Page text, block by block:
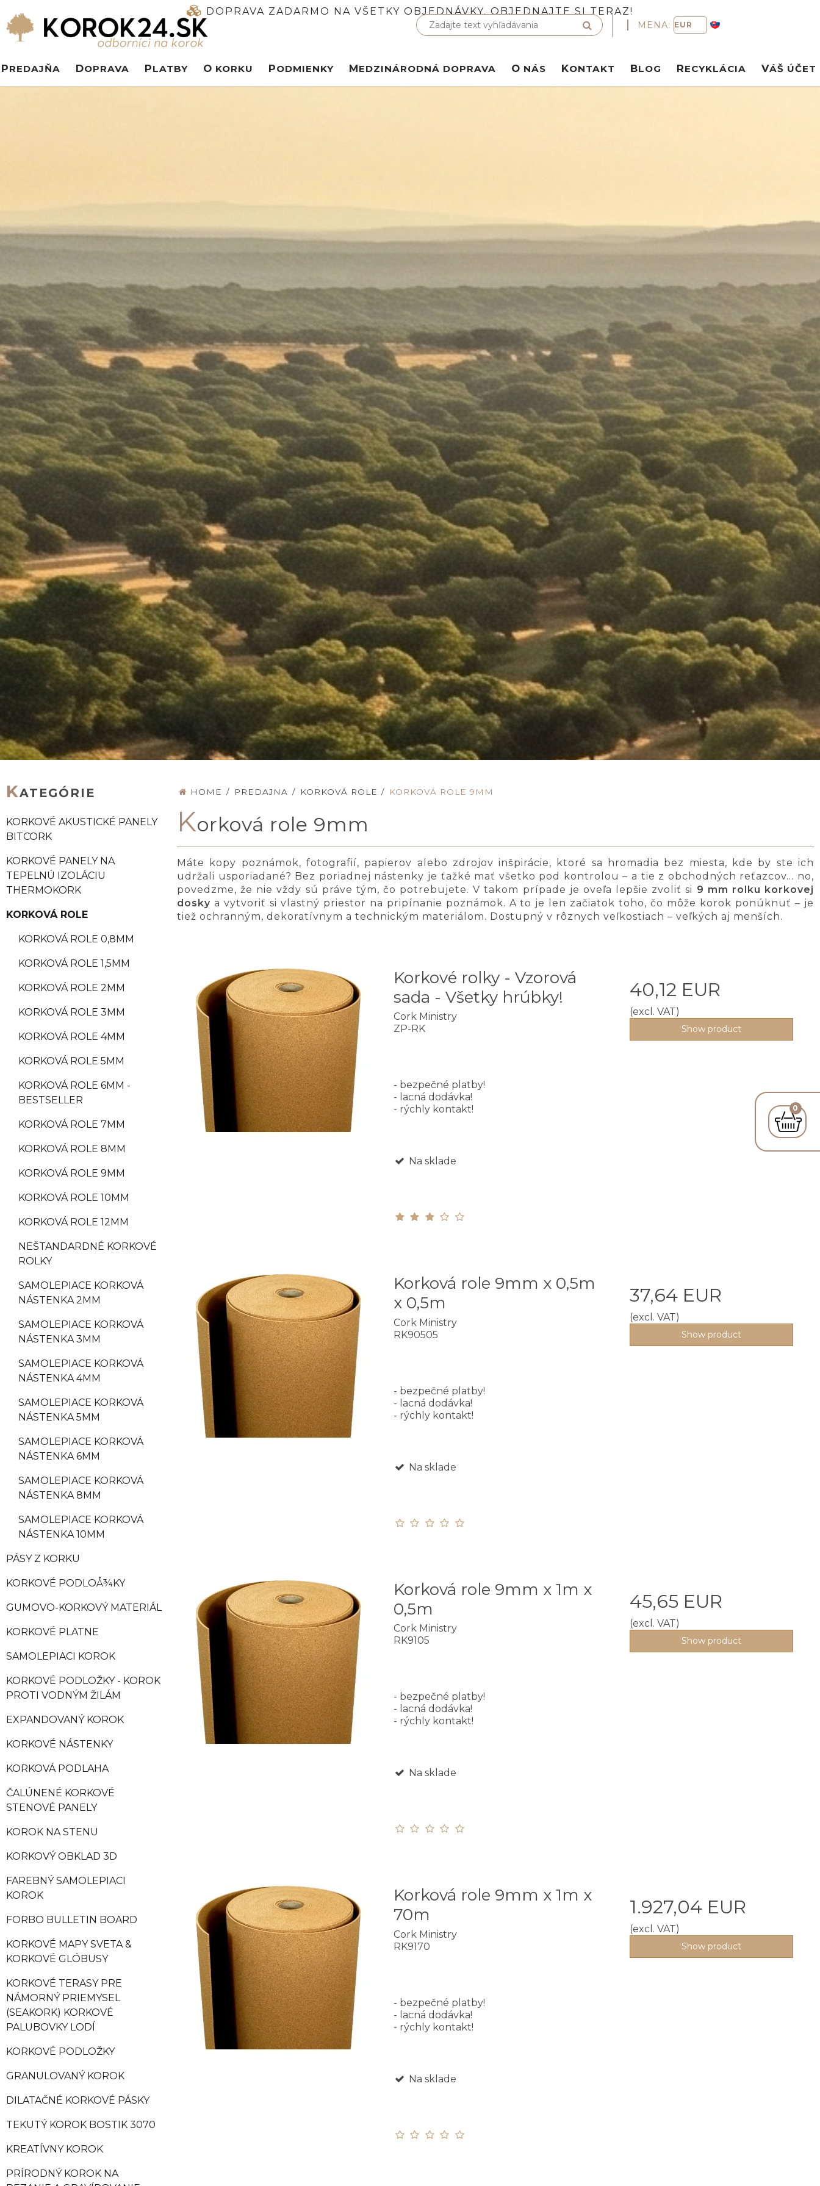
DOPRAVA ZADARMO NA VŠETKY OBJEDNÁVKY. OBJEDNAJTE SI TERAZ!
0
MENA:
PREDAJŇA DOPRAVA PLATBY O KORKU PODMIENKY MEDZINÁRODNÁ DOPRAVA O NÁS KONTAKT BLOG RECYKLÁCIA VÁŠ ÚČET
KATEGÓRIE
KORKOVÉ AKUSTICKÉ PANELY
BITCORK
KORKOVÉ PANELY NA
TEPELNÚ IZOLÁCIU
THERMOKORK
KORKOVÁ ROLE
KORKOVÁ ROLE 0,8MM
KORKOVÁ ROLE 1,5MM
KORKOVÁ ROLE 2MM
KORKOVÁ ROLE 3MM
KORKOVÁ ROLE 4MM
KORKOVÁ ROLE 5MM
KORKOVÁ ROLE 6MM -
BESTSELLER
KORKOVÁ ROLE 7MM
KORKOVÁ ROLE 8MM
KORKOVÁ ROLE 9MM
KORKOVÁ ROLE 10MM
KORKOVÁ ROLE 12MM
NEŠTANDARDNÉ KORKOVÉ
ROLKY
SAMOLEPIACE KORKOVÁ
NÁSTENKA 2MM
SAMOLEPIACE KORKOVÁ
NÁSTENKA 3MM
SAMOLEPIACE KORKOVÁ
NÁSTENKA 4MM
SAMOLEPIACE KORKOVÁ
NÁSTENKA 5MM
SAMOLEPIACE KORKOVÁ
NÁSTENKA 6MM
SAMOLEPIACE KORKOVÁ
NÁSTENKA 8MM
SAMOLEPIACE KORKOVÁ
NÁSTENKA 10MM
PÁSY Z KORKU
KORKOVÉ PODLOÅ¾KY
GUMOVO-KORKOVÝ MATERIÁL
KORKOVÉ PLATNE
SAMOLEPIACI KOROK
KORKOVÉ PODLOŽKY - KOROK
PROTI VODNÝM ŽILÁM
EXPANDOVANÝ KOROK
KORKOVÉ NÁSTENKY
KORKOVÁ PODLAHA
ČALÚNENÉ KORKOVÉ
STENOVÉ PANELY
KOROK NA STENU
KORKOVÝ OBKLAD 3D
FAREBNÝ SAMOLEPIACI
KOROK
FORBO BULLETIN BOARD
KORKOVÉ MAPY SVETA &
KORKOVÉ GLÓBUSY
KORKOVÉ TERASY PRE
NÁMORNÝ PRIEMYSEL
(SEAKORK) KORKOVÉ
PALUBOVKY LODÍ
KORKOVÉ PODLOŽKY
GRANULOVANÝ KOROK
DILATAČNÉ KORKOVÉ PÁSKY
TEKUTÝ KOROK BOSTIK 3070
KREATÍVNY KOROK
PRÍRODNÝ KOROK NA
HOME / PREDAJNA / KORKOVÁ ROLE / KORKOVÁ ROLE 9MM
Korková role 9mm
Máte kopy poznámok, fotografií, papierov alebo zdrojov inšpirácie, ktoré sa hromadia bez miesta, kde by ste ich
udržali usporiadané? Bez poriadnej nástenky je ťažké mať všetko pod kontrolou – a tie z obchodných reťazcov… no,
povedzme, že nie vždy sú práve tým, čo potrebujete. V takom prípade je oveľa lepšie zvoliť si 9 mm rolku korkovej
dosky a vytvoriť si vlastný priestor na pripínanie poznámok. A to je len začiatok toho, čo môže korok ponúknuť – je
tiež ochranným, dekoratívnym a technickým materiálom. Dostupný v rôznych veľkostiach – veľkých aj menších.
Korkové rolky - Vzorová
sada - Všetky hrúbky!
Cork Ministry
ZP-RK
- bezpečné platby!
- lacná dodávka!
- rýchly kontakt!
Na sklade
40,12 EUR
(excl. VAT)
Show product
Korková role 9mm x 0,5m
x 0,5m
Cork Ministry
RK90505
- bezpečné platby!
- lacná dodávka!
- rýchly kontakt!
Na sklade
37,64 EUR
(excl. VAT)
Show product
Korková role 9mm x 1m x
0,5m
Cork Ministry
RK9105
- bezpečné platby!
- lacná dodávka!
- rýchly kontakt!
Na sklade
45,65 EUR
(excl. VAT)
Show product
Korková role 9mm x 1m x
70m
Cork Ministry
RK9170
- bezpečné platby!
- lacná dodávka!
- rýchly kontakt!
Na sklade
1.927,04 EUR
(excl. VAT)
Show product